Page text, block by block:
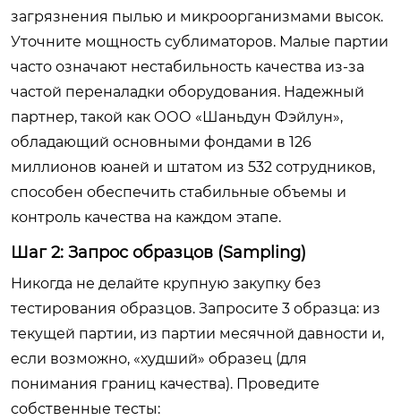
загрязнения пылью и микроорганизмами высок.
Уточните мощность сублиматоров. Малые партии
часто означают нестабильность качества из-за
частой переналадки оборудования. Надежный
партнер, такой как ООО «Шаньдун Фэйлун»,
обладающий основными фондами в 126
миллионов юаней и штатом из 532 сотрудников,
способен обеспечить стабильные объемы и
контроль качества на каждом этапе.
Шаг 2: Запрос образцов (Sampling)
Никогда не делайте крупную закупку без
тестирования образцов. Запросите 3 образца: из
текущей партии, из партии месячной давности и,
если возможно, «худший» образец (для
понимания границ качества). Проведите
собственные тесты: